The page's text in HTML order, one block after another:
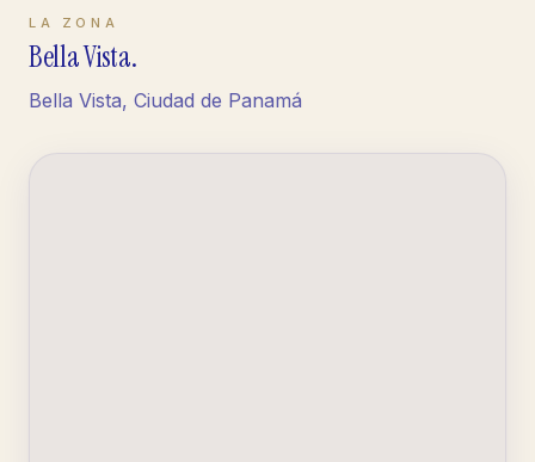
LA ZONA
Bella Vista.
Bella Vista, Ciudad de Panamá